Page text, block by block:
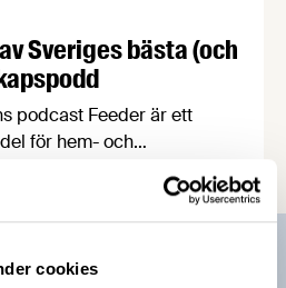
cookies
Sveriges bästa (och
podcast Feeder är ett
för hem- och
positivt, inte minst från
nya avsnitt som tar upp
krisberedskap och
nyhetsbrev